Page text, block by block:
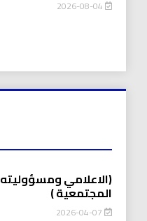
(الاعلامي ومسؤوليته
المجتمعية )
2026-04-07